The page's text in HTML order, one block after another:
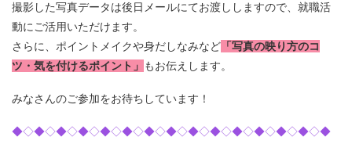
撮影した写真データは後日メールにてお渡ししますので、就職活
動にご活用いただけます。
さらに、ポイントメイクや身だしなみなど 「写真の映り方のコ
ツ・気を付けるポイント」 もお伝えします。
みなさんのご参加をお待ちしています！
◆◇◆◇◆◇◆◇◆◇◆◇◆◇◆◇◆◇◆◇◆◇◆◇◆◇◆◇◆